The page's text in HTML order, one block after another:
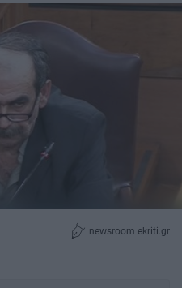
newsroom ekriti.gr